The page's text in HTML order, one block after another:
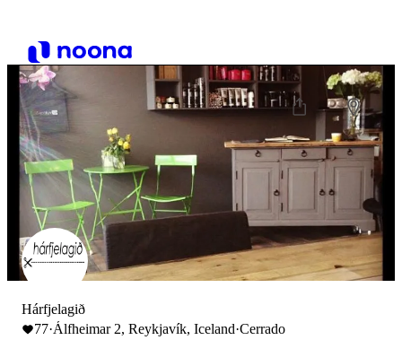
Hárfjelagið
77·Álfheimar 2, Reykjavík, Iceland·Cerrado